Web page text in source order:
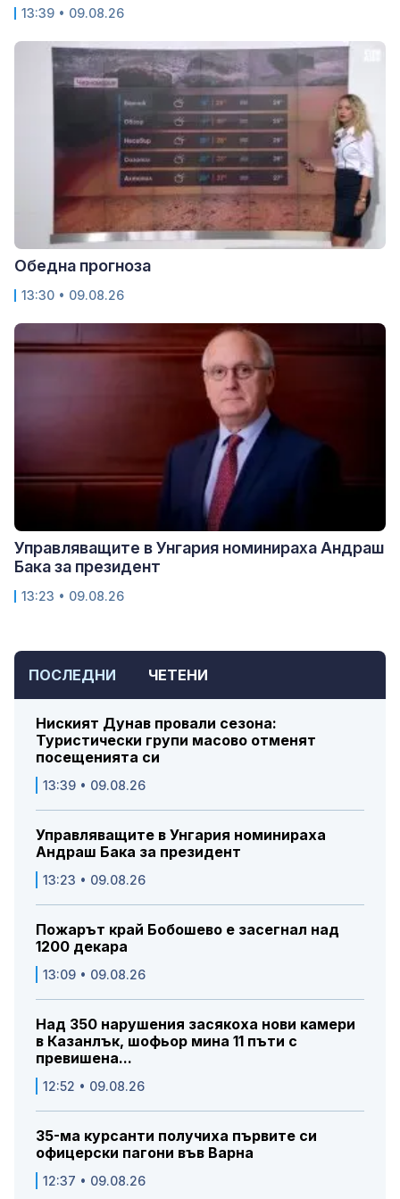
ПОСЛЕДНИ ЧЕТЕНИ
Ниският Дунав провали сезона:
Туристически групи масово отменят
посещенията си
13:39 • 09.08.26
Управляващите в Унгария номинираха
Андраш Бака за президент
13:23 • 09.08.26
Пожарът край Бобошево е засегнал над
1200 декара
13:09 • 09.08.26
Над 350 нарушения засякоха нови камери
в Казанлък, шофьор мина 11 пъти с
превишена...
12:52 • 09.08.26
35-ма курсанти получиха първите си
офицерски пагони във Варна
12:37 • 09.08.26
13:39 • 09.08.26
Обедна прогноза
13:30 • 09.08.26
Управляващите в Унгария номинираха Андраш
Бака за президент
13:23 • 09.08.26